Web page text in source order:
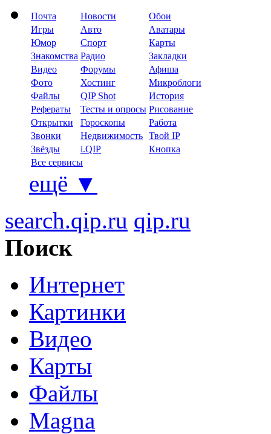
Почта Новости
Обои
Игры
Авто
Аватары
Юмор
Спорт
Карты
Знакомства Радио
Закладки
Видео
Форумы
Афиша
Фото
Хостинг
Микроблоги
Файлы
QIP Shot
История
Рефераты
Тесты и опросы Рисование
Открытки
Гороскопы
Работа
Звонки
Недвижимость Твой IP
Звёзды
i.QIP
Кнопка
Все сервисы
ещё ▼
search.qip.ru qip.ru
Поиск
Интернет
Картинки
Видео
Карты
Файлы
Magna